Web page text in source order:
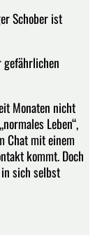
Schober ist
gefährlichen
Monaten nicht
Leben“,
Chat mit einem
kommt. Doch
sich selbst